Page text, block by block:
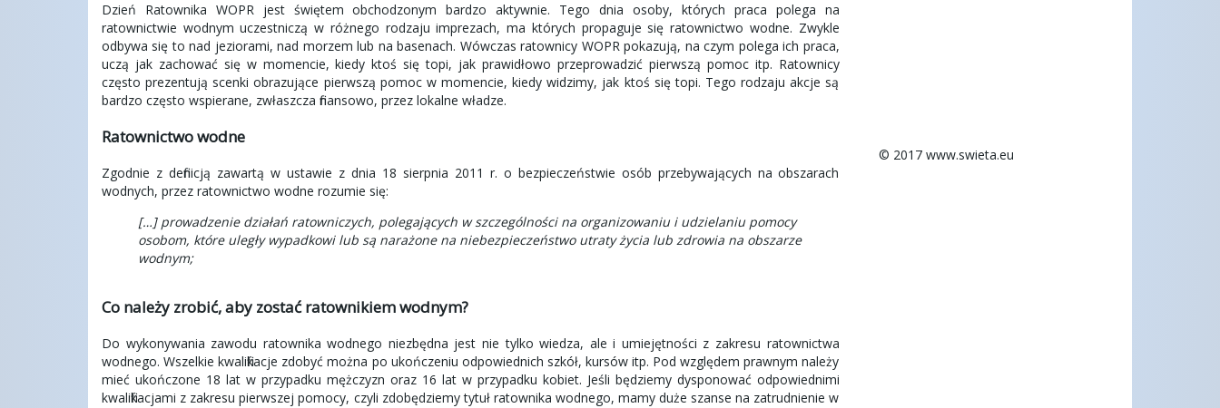
Dzień Ratownika WOPR jest świętem obchodzonym bardzo aktywnie. Tego dnia osoby, których praca polega na
ratownictwie wodnym uczestniczą w różnego rodzaju imprezach, ma których propaguje się ratownictwo wodne. Zwykle
odbywa się to nad jeziorami, nad morzem lub na basenach. Wówczas ratownicy WOPR pokazują, na czym polega ich praca,
uczą jak zachować się w momencie, kiedy ktoś się topi, jak prawidłowo przeprowadzić pierwszą pomoc itp. Ratownicy
często prezentują scenki obrazujące pierwszą pomoc w momencie, kiedy widzimy, jak ktoś się topi. Tego rodzaju akcje są
bardzo często wspierane, zwłaszcza finansowo, przez lokalne władze.
Ratownictwo wodne
Zgodnie z definicją zawartą w ustawie z dnia 18 sierpnia 2011 r. o bezpieczeństwie osób przebywających na obszarach
wodnych, przez ratownictwo wodne rozumie się:
[…] prowadzenie działań ratowniczych, polegających w szczególności na organizowaniu i udzielaniu pomocy
osobom, które uległy wypadkowi lub są narażone na niebezpieczeństwo utraty życia lub zdrowia na obszarze
wodnym;
Co należy zrobić, aby zostać ratownikiem wodnym?
Do wykonywania zawodu ratownika wodnego niezbędna jest nie tylko wiedza, ale i umiejętności z zakresu ratownictwa
wodnego. Wszelkie kwalifikacje zdobyć można po ukończeniu odpowiednich szkół, kursów itp. Pod względem prawnym należy
mieć ukończone 18 lat w przypadku mężczyzn oraz 16 lat w przypadku kobiet. Jeśli będziemy dysponować odpowiednimi
kwalifikacjami z zakresu pierwszej pomocy, czyli zdobędziemy tytuł ratownika wodnego, mamy duże szanse na zatrudnienie w
© 2017 www.swieta.eu